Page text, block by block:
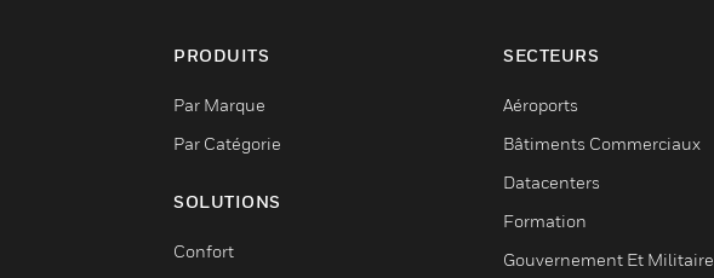
PRODUITS
Par Marque
Par Catégorie
SOLUTIONS
Confort
SECTEURS
Aéroports
Bâtiments Commerciaux
Datacenters
Formation
Gouvernement Et Militaire